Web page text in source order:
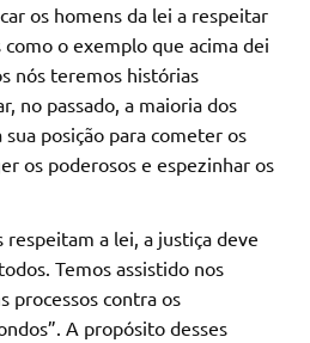
os homens da lei a respeitar
o exemplo que acima dei
nós teremos histórias
no passado, a maioria dos
posição para cometer os
os poderosos e espezinhar os
a lei, a justiça deve
Temos assistido nos
processos contra os
A propósito desses